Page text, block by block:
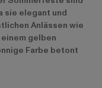
sie elegant und
Anlässen wie
gelben
Farbe betont